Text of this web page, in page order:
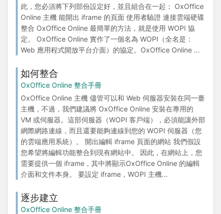
此，您必須將下列部份設定好，並且組合在一起： OxOffice
Online 主機 能開出 iframe 的頁面 使用者驗證 連接雲端硬碟
整合 OxOffice Online 最簡單的方法，就是使用 WOPI 協
定。 OxOffice Online 實作了一個名為 WOPI（全名是：
Web 應用程式開放平台介面）的協定。OxOffice Online ...
如何整合
OxOffice Online 整合手冊
OxOffice Online 主機 儘管可以和 Web 伺服器安裝在同一臺
主機，不過，我們建議將 OxOffice Online 安裝在專用的
VM 或伺服器。這部伺服器（WOPI 客戶端），必須能讓外部
網際網路連線，而且還要能夠連線到您的 WOPI 伺服器（您
的雲端應用系統）。 開出編輯 iframe 頁面的網站 我們假設
您希望將編輯功能整合到現有網站中。 因此，在網站上，您
需要提供一個 iframe，其中將顯示OxOffice Online 的編輯
介面和文件本身。 要設定 iframe，WOPI 主機...
逐步建立
OxOffice Online 整合手冊